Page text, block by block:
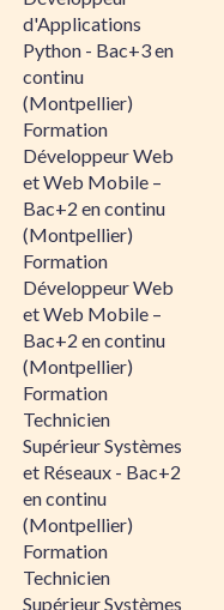
d'Applications
Python - Bac+3 en
continu
(Montpellier)
Formation
Développeur Web
et Web Mobile –
Bac+2 en continu
(Montpellier)
Formation
Développeur Web
et Web Mobile –
Bac+2 en continu
(Montpellier)
Formation
Technicien
Supérieur Systèmes
et Réseaux - Bac+2
en continu
(Montpellier)
Formation
Technicien
Supérieur Systèmes